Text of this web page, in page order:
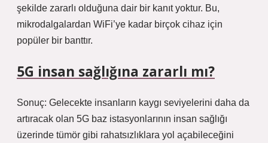
şekilde zararlı olduğuna dair bir kanıt yoktur. Bu,
mikrodalgalardan WiFi’ye kadar birçok cihaz için
popüler bir banttır.
5G insan sağlığına zararlı mı?
Sonuç: Gelecekte insanların kaygı seviyelerini daha da
artıracak olan 5G baz istasyonlarının insan sağlığı
üzerinde tümör gibi rahatsızlıklara yol açabileceğini